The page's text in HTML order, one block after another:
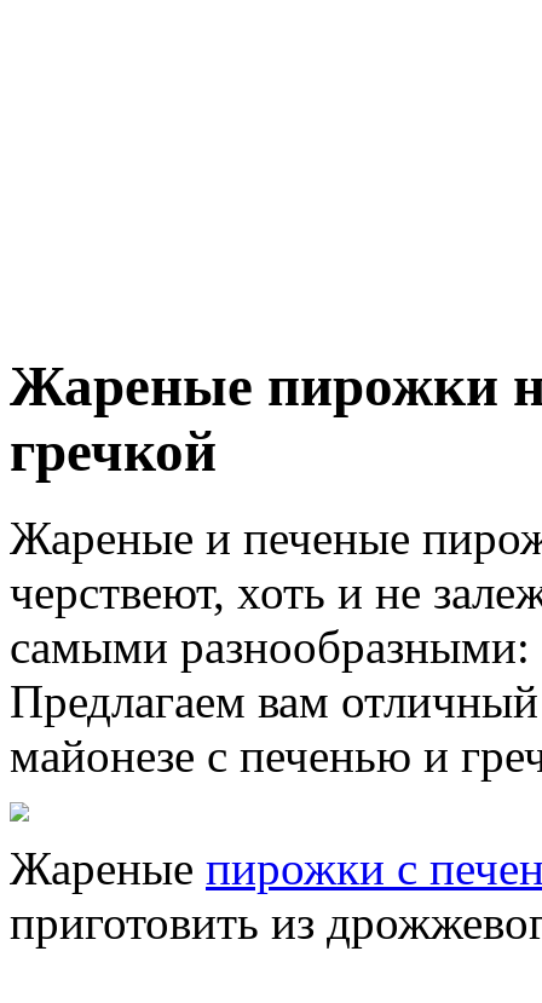
Жареные пирожки
гречкой
Жареные и печеные
черствеют, хоть и не
самыми
Предлагаем вам
майонезе с печенью и
Жареные пирожки с
приготовить из